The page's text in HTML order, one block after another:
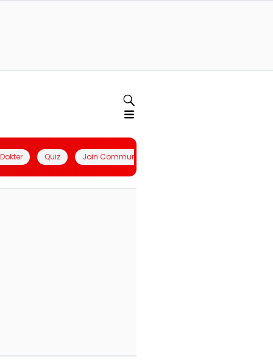
Quiz Join Community